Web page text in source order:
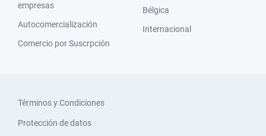
empresas
Autocomercialización
Comercio por Suscrpción
Bélgica
Internacional
Términos y Condiciones
Protección de datos